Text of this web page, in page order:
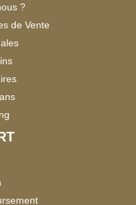
?
de Vente